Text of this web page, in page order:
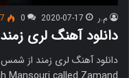
م.ر 2020-07-17
0
دانلود آهنگ لری